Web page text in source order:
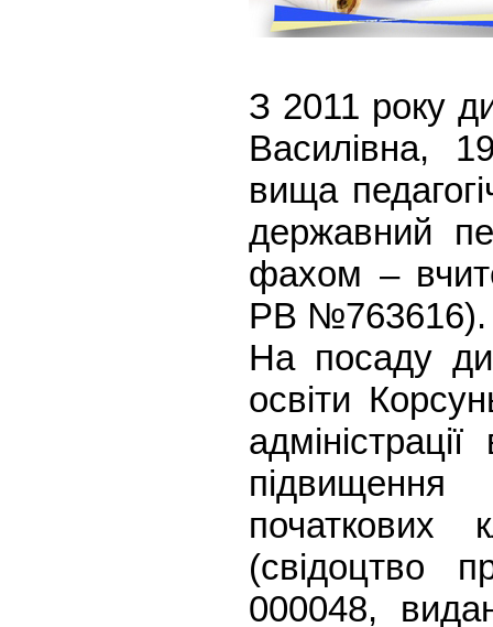
З 2011 року
Василівна,
вища
державний
фахом –
РВ
На посаду
освіти
підвищення
початкових
(свідоцтво
000048,